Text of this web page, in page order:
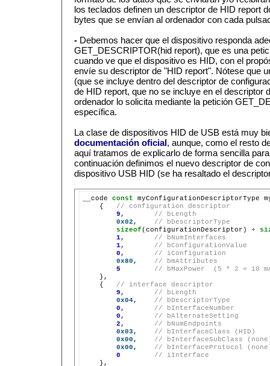
los teclados definen un descriptor de HID report
bytes que se envían al ordenador con cada
- Debemos hacer que el dispositivo responda
GET_DESCRIPTOR(hid report), que es una
cuando ve que el dispositivo es HID, con el
envíe su descriptor de "HID report". Nótese que
(que se incluye dentro del descriptor de
de HID report, que no se incluye en el descriptor
ordenador lo solicita mediante la petición
específica.
La clase de dispositivos HID de USB está muy
documentación oficial , aunque, como el resto
aquí tratamos de explicarlo de forma sencilla
continuación definimos el nuevo descriptor de
dispositivo USB HID (se ha resaltado el
__code const myConfigurationDescriptorType
    {
// configuration descriptor
9 ,
// bLength
0x02 ,
// bDescriptorType
sizeof(configurationDescriptor) +
1,
// bNumInterfaces
1,
// bConfigurationValue
0 ,
// iConfiguration
0x80 ,
// bmAttributes
5
// bMaxPower  (5 * 2 = 10
    },
    {
// interface descriptor
9 ,
// bLength
0x04,
// bDescriptorType
0 ,
// bInterfaceNumber
0 ,
// bAlternateSetting
2 ,
// bNumEndpoints
0x03 ,
// bInterfaceClass (HID)
0x00 ,
// bInterfaceSubClass
0x00 ,
// bInterfaceProtocol
0
// iInterface